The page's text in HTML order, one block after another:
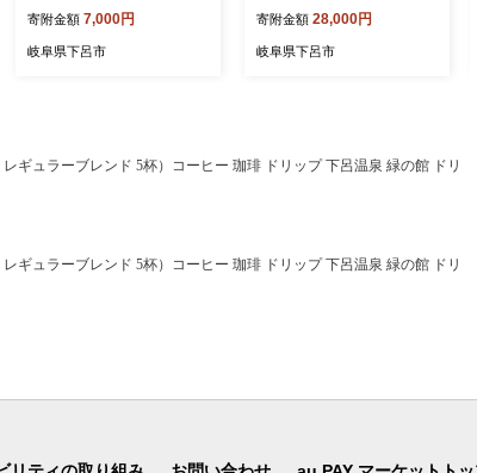
ウチ食品【飛騨小坂観光株
式会社】おかゆ お粥 こうせ
寄附金額 7,000円
岐阜県下呂市
国産 焼き肉 やきにく【冷
凍】 いちぼ 飛騨牛 飛騨 下
寄附金額 28,000円
岐阜県下呂市
ギュラーブレンド 5杯）コーヒー 珈琲 ドリップ 下呂温泉 緑の館 ドリ
ギュラーブレンド 5杯）コーヒー 珈琲 ドリップ 下呂温泉 緑の館 ドリ